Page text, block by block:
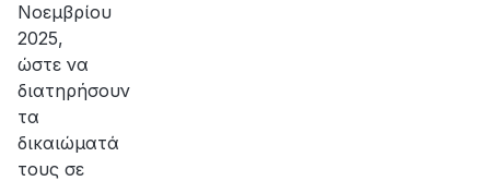
Νοεμβρίου
2025,
ώστε να
διατηρήσουν
τα
δικαιώματά
τους σε